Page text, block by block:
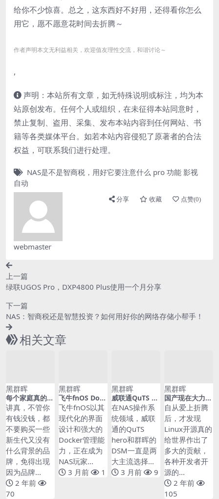
给你不少惊喜。总之，这东西好不好用，还得看你怎么
用它，愿不愿意花时间去折腾～
作者声明本文无利益相关，欢迎值友理性交流，和谐讨论～
,
声明：本站所有文章，如无特殊说明或标注，均为本
站原创发布。任何个人或组织，在未征得本站同意时，
禁止复制、盗用、采集、发布本站内容到任何网站、书
籍等各类媒体平台。如若本站内容侵犯了原著者的合法
权益，可联系我们进行处理。
NAS是不是智商税，用好它要注意什么 pro 功能 影视
自动
webmaster
分享 收藏 点赞(0)
上一篇
绿联UGOS Pro，DXP4800 Plus使用一个月分享
下一篇
NAS：智商税还是智慧投资？如何用好你的网络存储小帮手！
相关文章
黑群晖
每个家庭真的需
要一台NAS吗？
讲真，不管你
有钱没钱，都
不要购买一些
新生代又没有
什么背景的品
牌，免得出现
因为品牌...
2 年前
70
黑群晖
飞牛fnOS Dock
er容器编排实
战：从单容器部
署到多应用协同
飞牛fnOS以其
现代化的界面
设计和强大的
Docker管理能
力，正在成为
NAS玩家...
3 月前
1
黑群晖
威联通QuTS he
ro与群晖DSM
双系统实战：从
安装部署到日常
运维的完整对比
评测
在NAS操作系
统领域，威联
通的QuTS
hero和群晖的
DSM一直是两
大主流选择...
3 月前
9
黑群晖
国产现在大力推
免费NAS系统！
有多少小伙伴支
持飞牛fnOS
自从爱上折腾
后，才发现
Linux开源真的
给世界作出了
多大的贡献，
各种开发者开
源的...
2 年前
105